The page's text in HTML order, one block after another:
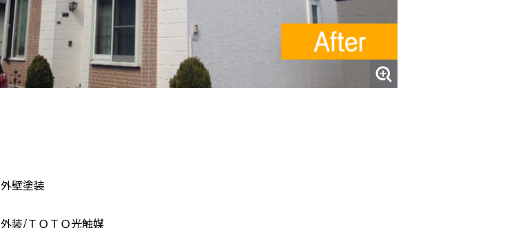
外壁塗装
外装/ＴＯＴＯ光触媒